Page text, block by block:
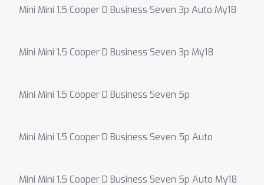
Mini Mini 1.5 Cooper D Business Seven 3p Auto My18
Mini Mini 1.5 Cooper D Business Seven 3p My18
Mini Mini 1.5 Cooper D Business Seven 5p
Mini Mini 1.5 Cooper D Business Seven 5p Auto
Mini Mini 1.5 Cooper D Business Seven 5p Auto My18